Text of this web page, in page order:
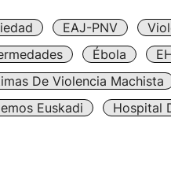
EAJ-PNV
Ébola
De Violencia Machista
Euskadi
Hospital